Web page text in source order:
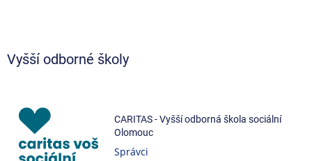
Vyšší odborné školy
CARITAS - Vyšší odborná škola sociální
Olomouc
Správci